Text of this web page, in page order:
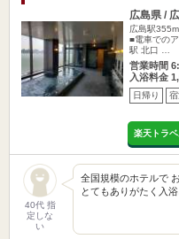
広島県 /
広島駅355m
■電車での
駅 北口 …
営業時間
入浴料金
日帰り
楽天トラ
40代 指
定しな
い
全国規模のホテルで
とてもありがたく入